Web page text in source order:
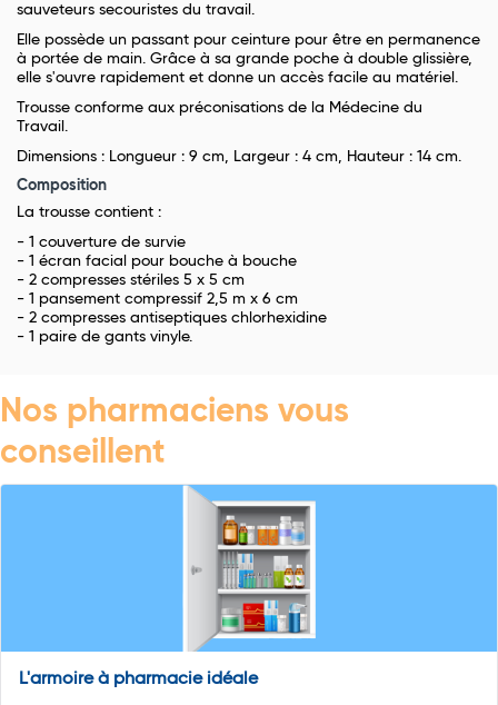
sauveteurs secouristes du travail.
Elle possède un passant pour ceinture pour être en permanence
à portée de main. Grâce à sa grande poche à double glissière,
elle s'ouvre rapidement et donne un accès facile au matériel.
Trousse conforme aux préconisations de la Médecine du
Travail.
Dimensions : Longueur : 9 cm, Largeur : 4 cm, Hauteur : 14 cm.
Composition
La trousse contient :
- 1 couverture de survie
- 1 écran facial pour bouche à bouche
- 2 compresses stériles 5 x 5 cm
- 1 pansement compressif 2,5 m x 6 cm
- 2 compresses antiseptiques chlorhexidine
- 1 paire de gants vinyle.
Nos pharmaciens vous
conseillent
L'armoire à pharmacie idéale